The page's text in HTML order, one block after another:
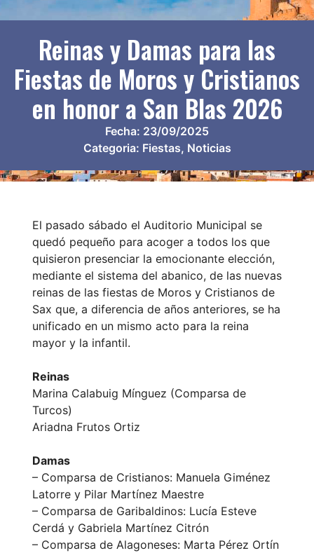
Reinas y Damas para las
Fiestas de Moros y Cristianos
en honor a San Blas 2026
Fecha: 23/09/2025
Categoria: Fiestas, Noticias
El pasado sábado el Auditorio Municipal se
quedó pequeño para acoger a todos los que
quisieron presenciar la emocionante elección,
mediante el sistema del abanico, de las nuevas
reinas de las fiestas de Moros y Cristianos de
Sax que, a diferencia de años anteriores, se ha
unificado en un mismo acto para la reina
mayor y la infantil.
Reinas
Marina Calabuig Mínguez (Comparsa de
Turcos)
Ariadna Frutos Ortiz
Damas
– Comparsa de Cristianos: Manuela Giménez
Latorre y Pilar Martínez Maestre
– Comparsa de Garibaldinos: Lucía Esteve
Cerdá y Gabriela Martínez Citrón
– Comparsa de Alagoneses: Marta Pérez Ortín